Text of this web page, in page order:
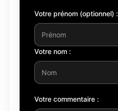
Votre prénom (optionnel) :
Votre nom :
Votre commentaire :